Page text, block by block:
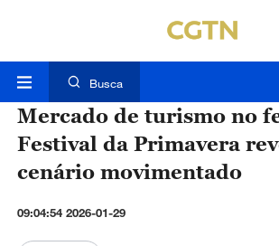
Busca
Mercado de turismo no
Festival da Primavera
cenário movimentado
09:04:54 2026-01-29